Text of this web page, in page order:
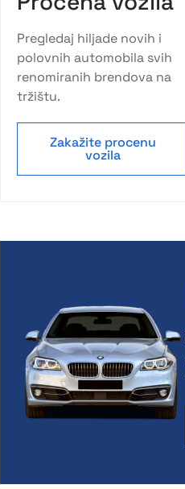
Pregledaj hiljade novih i
polovnih automobila svih
renomiranih brendova na
tržištu.
Zakažite procenu
vozila